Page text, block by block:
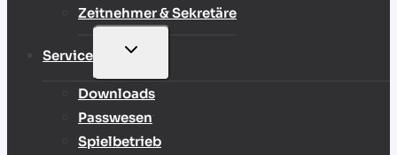
Zeitnehmer & Sekretäre
Service
UNTERMENÜ
Downloads
Passwesen
Spielbetrieb